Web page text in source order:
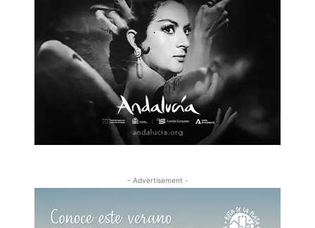
- Advertisement -